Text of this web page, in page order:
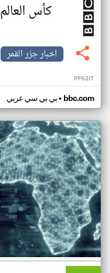
كأس العالم 2026
اخبار جزر القمر
PF63IT
بي بي سي عربي• bbc.com